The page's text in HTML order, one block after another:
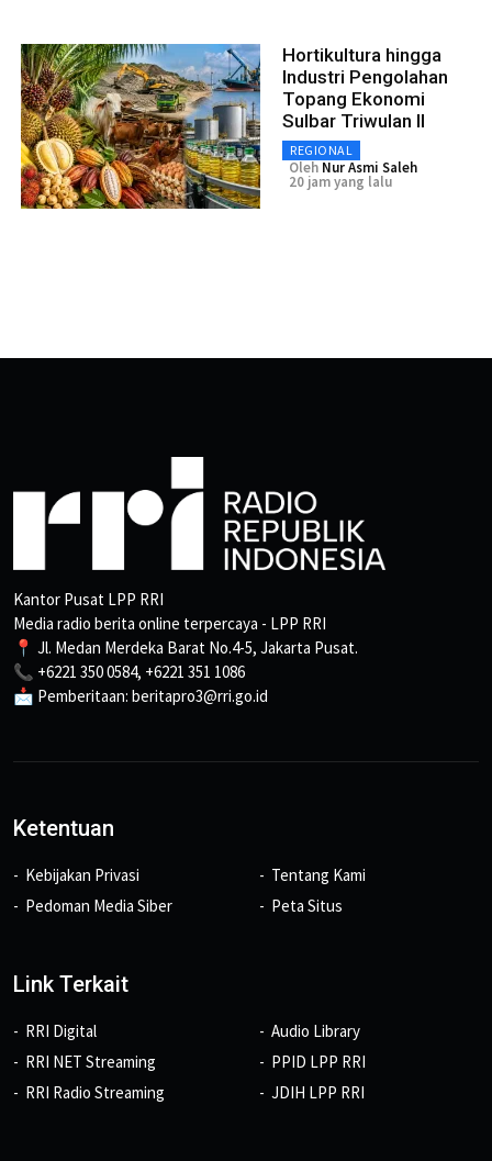
Hortikultura hingga
Industri Pengolahan
Topang Ekonomi
Sulbar Triwulan II
REGIONAL
Oleh Nur Asmi Saleh
20 jam yang lalu
Kantor Pusat LPP RRI
Media radio berita online terpercaya - LPP RRI
📍 Jl. Medan Merdeka Barat No.4-5, Jakarta Pusat.
📞 +6221 350 0584, +6221 351 1086
📩 Pemberitaan: beritapro3@rri.go.id
Ketentuan
Kebijakan Privasi
Pedoman Media Siber
Tentang Kami
Peta Situs
Link Terkait
RRI Digital
RRI NET Streaming
RRI Radio Streaming
Audio Library
PPID LPP RRI
JDIH LPP RRI